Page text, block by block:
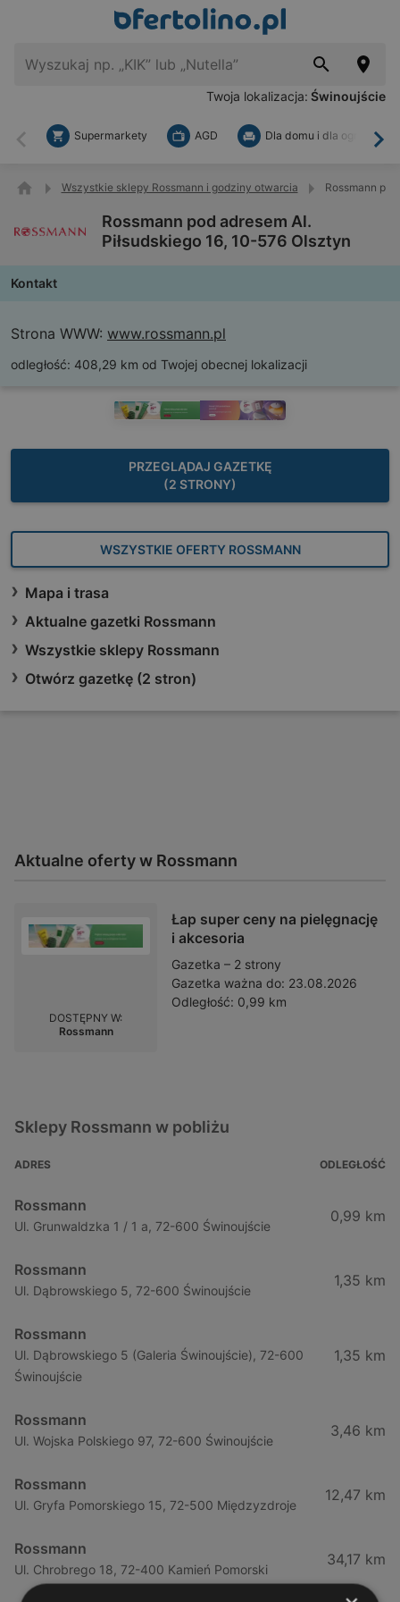
Twoja lokalizacja: Świnoujście
Wstecz
Supermarkety AGD Dla domu i dla ogrodu
Wszystkie sklepy Rossmann i godziny otwarcia Rossmann
Rossmann pod adresem Al.
Piłsudskiego 16, 10-576 Olsztyn
Kontakt
Strona WWW: www.rossmann.pl
odległość: 408,29 km od Twojej obecnej lokalizacji
PRZEGLĄDAJ GAZETKĘ
(2 STRONY)
WSZYSTKIE OFERTY ROSSMANN
Mapa i trasa
Aktualne gazetki Rossmann
Wszystkie sklepy Rossmann
Otwórz gazetkę (2 stron)
Aktualne oferty w Rossmann
Łap super ceny na pielęgnację
i akcesoria
Gazetka – 2 strony
Gazetka ważna do: 23.08.2026
Odległość: 0,99 km
DOSTĘPNY W:
Rossmann
Sklepy Rossmann w pobliżu
ADRES ODLEGŁOŚĆ
Rossmann
Ul. Grunwaldzka 1 / 1 a, 72-600 Świnoujście
0,99 km
Rossmann
Ul. Dąbrowskiego 5, 72-600 Świnoujście
1,35 km
Rossmann
Ul. Dąbrowskiego 5 (Galeria Świnoujście), 72-600
Świnoujście
1,35 km
Rossmann
Ul. Wojska Polskiego 97, 72-600 Świnoujście
3,46 km
Rossmann
Ul. Gryfa Pomorskiego 15, 72-500 Międzyzdroje
12,47 km
Rossmann
Ul. Chrobrego 18, 72-400 Kamień Pomorski
34,17 km